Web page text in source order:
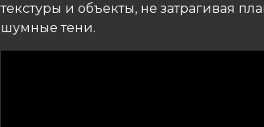
текстуры и объекты, не затрагивая
шумные тени.